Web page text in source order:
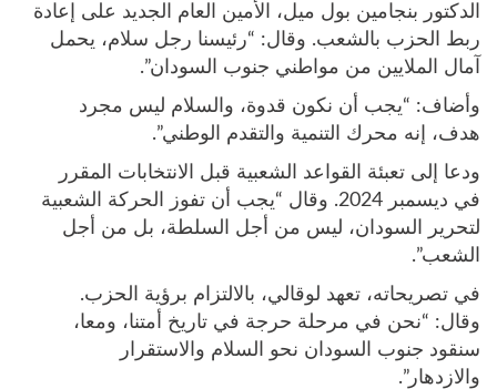
الدكتور بنجامين بول ميل، الأمين العام الجديد على إعادة
ربط الحزب بالشعب. وقال: “رئيسنا رجل سلام، يحمل
آمال الملايين من مواطني جنوب السودان”.
وأضاف: “يجب أن نكون قدوة، والسلام ليس مجرد
هدف، إنه محرك التنمية والتقدم الوطني”.
ودعا إلى تعبئة القواعد الشعبية قبل الانتخابات المقرر
في ديسمبر 2024. وقال “يجب أن تفوز الحركة الشعبية
لتحرير السودان، ليس من أجل السلطة، بل من أجل
الشعب”.
في تصريحاته، تعهد لوقالي، بالالتزام برؤية الحزب.
وقال: “نحن في مرحلة حرجة في تاريخ أمتنا، ومعا،
سنقود جنوب السودان نحو السلام والاستقرار
والازدهار”.